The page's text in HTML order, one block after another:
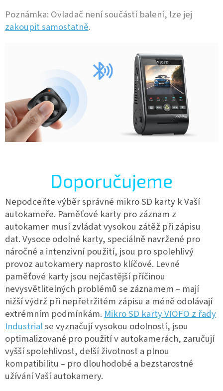
Poznámka: Ovladač není součástí balení, lze jej
zakoupit samostatně.
Doporučujeme
Nepodceňte výběr správné mikro SD karty k Vaší
autokameře. Paměťové karty pro záznam z
autokamer musí zvládat vysokou zátěž při zápisu
dat.Vysoce odolné karty, speciálně navržené pro
náročné a intenzivní použití, jsou pro spolehlivý
provoz autokamery naprosto klíčové. Levné
paměťové karty jsou nejčastější příčinou
nevysvětlitelných problémů se záznamem – mají
nižší výdrž při nepřetržitém zápisu a méně odolávají
extrémním podmínkám.Mikro SD karty VIOFO z řady
Industrialse vyznačují vysokou odolností, jsou
optimalizované pro použití v autokamerách, zaručují
vyšší spolehlivost, delší životnost a plnou
kompatibilitu – pro dlouhodobé a bezstarostné
užívání Vaší autokamery.